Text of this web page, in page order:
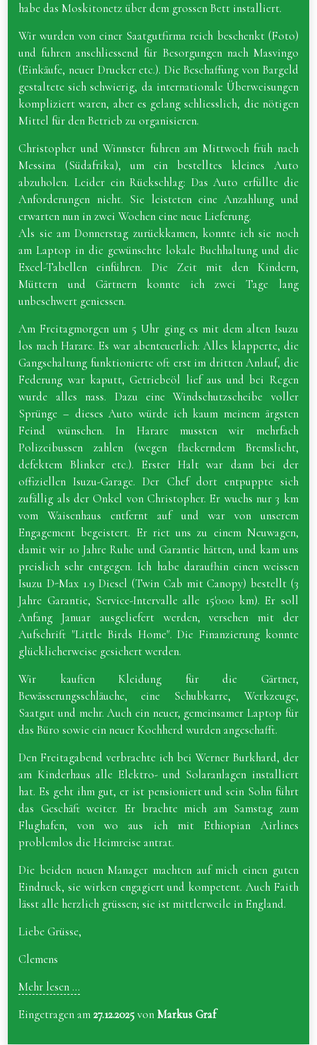
habe das Moskitonetz über dem grossen Bett installiert.
Wir wurden von einer Saatgutfirma reich beschenkt (Foto)
und fuhren anschliessend für Besorgungen nach Masvingo
(Einkäufe, neuer Drucker etc.). Die Beschaffung von Bargeld
gestaltete sich schwierig, da internationale Überweisungen
kompliziert waren, aber es gelang schliesslich, die nötigen
Mittel für den Betrieb zu organisieren.
Christopher und Winnster fuhren am Mittwoch früh nach
Messina (Südafrika), um ein bestelltes kleines Auto
abzuholen. Leider ein Rückschlag: Das Auto erfüllte die
Anforderungen nicht. Sie leisteten eine Anzahlung und
erwarten nun in zwei Wochen eine neue Lieferung.
Als sie am Donnerstag zurückkamen, konnte ich sie noch
am Laptop in die gewünschte lokale Buchhaltung und die
Excel-Tabellen einführen. Die Zeit mit den Kindern,
Müttern und Gärtnern konnte ich zwei Tage lang
unbeschwert geniessen.
Am Freitagmorgen um 5 Uhr ging es mit dem alten Isuzu
los nach Harare. Es war abenteuerlich: Alles klapperte, die
Gangschaltung funktionierte oft erst im dritten Anlauf, die
Federung war kaputt, Getriebeöl lief aus und bei Regen
wurde alles nass. Dazu eine Windschutzscheibe voller
Sprünge – dieses Auto würde ich kaum meinem ärgsten
Feind wünschen. In Harare mussten wir mehrfach
Polizeibussen zahlen (wegen flackerndem Bremslicht,
defektem Blinker etc.). Erster Halt war dann bei der
offiziellen Isuzu-Garage. Der Chef dort entpuppte sich
zufällig als der Onkel von Christopher. Er wuchs nur 3 km
vom Waisenhaus entfernt auf und war von unserem
Engagement begeistert. Er riet uns zu einem Neuwagen,
damit wir 10 Jahre Ruhe und Garantie hätten, und kam uns
preislich sehr entgegen. Ich habe daraufhin einen weissen
Isuzu D-Max 1.9 Diesel (Twin Cab mit Canopy) bestellt (3
Jahre Garantie, Service-Intervalle alle 15'000 km). Er soll
Anfang Januar ausgeliefert werden, versehen mit der
Aufschrift "Little Birds Home". Die Finanzierung konnte
glücklicherweise gesichert werden.
Wir kauften Kleidung für die Gärtner,
Bewässerungsschläuche, eine Schubkarre, Werkzeuge,
Saatgut und mehr. Auch ein neuer, gemeinsamer Laptop für
das Büro sowie ein neuer Kochherd wurden angeschafft.
Den Freitagabend verbrachte ich bei Werner Burkhard, der
am Kinderhaus alle Elektro- und Solaranlagen installiert
hat. Es geht ihm gut, er ist pensioniert und sein Sohn führt
das Geschäft weiter. Er brachte mich am Samstag zum
Flughafen, von wo aus ich mit Ethiopian Airlines
problemlos die Heimreise antrat.
Die beiden neuen Manager machten auf mich einen guten
Eindruck, sie wirken engagiert und kompetent. Auch Faith
lässt alle herzlich grüssen; sie ist mittlerweile in England.
Liebe Grüsse,
Clemens
Mehr lesen ...
Eingetragen am27.12.2025 vonMarkus Graf